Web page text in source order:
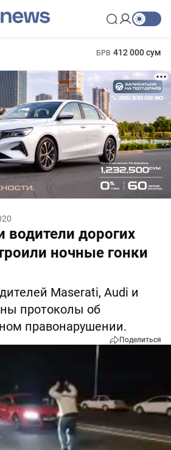
БРВ 412 000 сум
водители дорогих
ночные гонки
Maserati, Audi и
протоколы об
правонарушении.
Поделиться